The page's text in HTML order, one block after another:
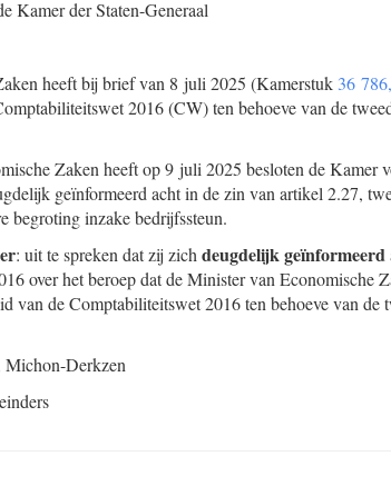
Kamer der Staten-Generaal
heeft bij brief van 8 juli 2025 (Kamerstuk 36
2016 (CW) ten behoeve van de
Zaken heeft op 9 juli 2025 besloten de Kamer
geïnformeerd acht in de zin van artikel 2.27,
begroting inzake bedrijfssteun.
: uit te spreken dat zij zich deugdelijk geïnformeerd
over het beroep dat de Minister van Economische
van de Comptabiliteitswet 2016 ten behoeve van de
Michon-Derkzen